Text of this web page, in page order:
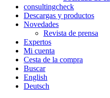
consultingcheck
Descargas y productos
Novedades
Revista de prensa
Expertos
Mi cuenta
Cesta de la compra
Buscar
English
Deutsch